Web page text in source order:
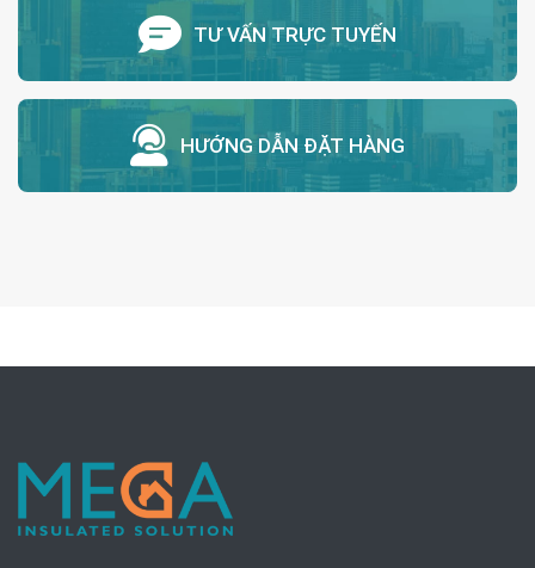
TƯ VẤN TRỰC TUYẾN
HƯỚNG DẪN ĐẶT HÀNG